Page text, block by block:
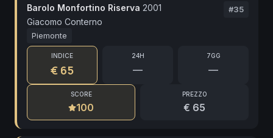
Barolo Monfortino Riserva 2001
Giacomo Conterno
#35
Piemonte
INDICE
€ 65
24H
—
7GG
—
SCORE
100
PREZZO
€ 65